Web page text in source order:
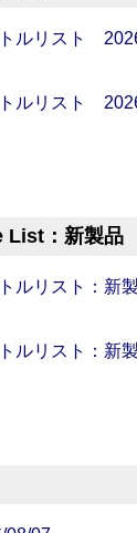
ルリスト
ルリスト
List：新製品
ルリスト：新
ルリスト：新